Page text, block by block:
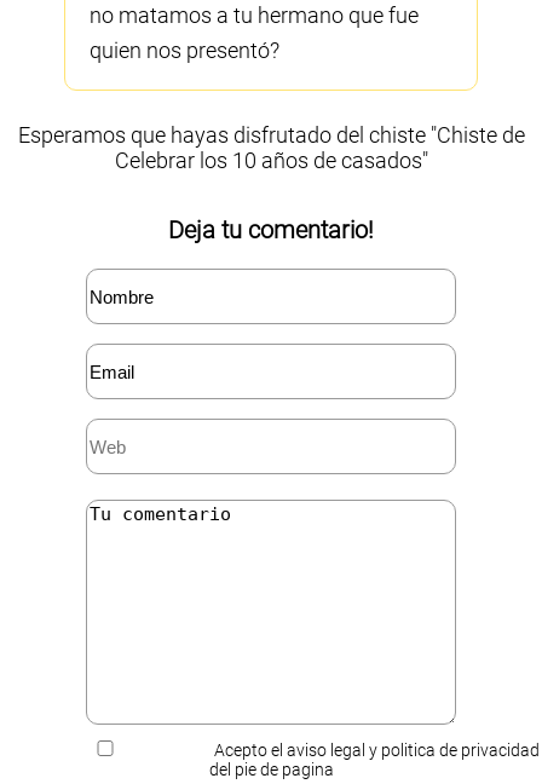
no matamos a tu hermano que fue
quien nos presentó?
Esperamos que hayas disfrutado del chiste "Chiste de
Celebrar los 10 años de casados"
Deja tu comentario!
Acepto el aviso legal y politica de privacidad
del pie de pagina